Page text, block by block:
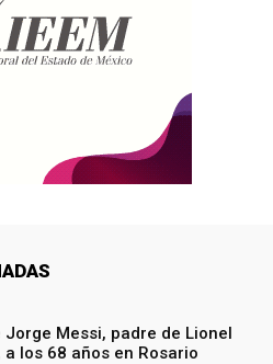
Jorge Messi, padre de Lionel
a los 68 años en Rosario